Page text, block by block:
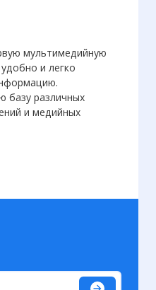
мультимедийную
и легко
базу различных
и медийных